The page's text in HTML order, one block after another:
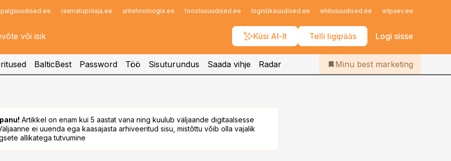
palgauudised.ee raamatupidaja.ee aritehnoloogia.ee toostusuudised.ee logistikauudised.ee ehitusuudised.ee aripaev.ee
Küsi AI-lt Telli ligipääs Logi sisse
Infopank
Iseteenindus
Telli Bestmarketing
BalticBest Password Töö Sisuturundus Saada vihje Radar Minu best marketing
Artikkel on enam kui 5 aastat vana ning kuulub väljaande digitaalsesse
ei uuenda ega kaasajasta arhiveeritud sisu, mistõttu võib olla vajalik
allikatega tutvumine